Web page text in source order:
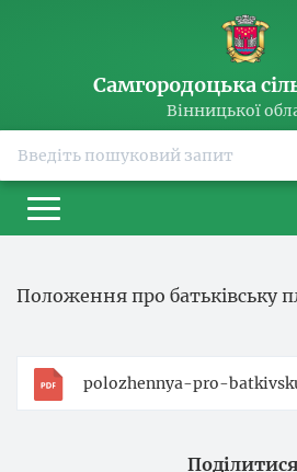
Самгородоцька
Вінницької
Положення про батьківську
polozhennya-pro-